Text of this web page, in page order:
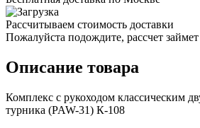
Рассчитываем стоимость доставки
Пожалуйста подождите, рассчет
Описание товара
Комплекс с рукоходом классическим
турника (PAW-31) К-108